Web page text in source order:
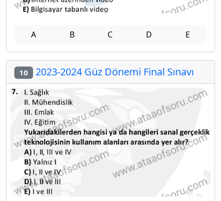
A B C D E
10 2023-2024 Güz Dönemi Final Sınavı